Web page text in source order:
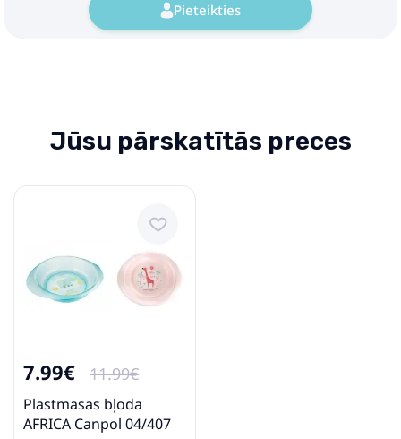
Pieteikties
Jūsu pārskatītās preces
7.99€ 11.99€
Plastmasas bļoda
AFRICA Canpol 04/407